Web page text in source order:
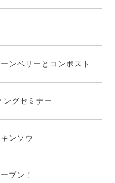
ンベリーとコンポスト
ングセミナー
ンソウ
プン！